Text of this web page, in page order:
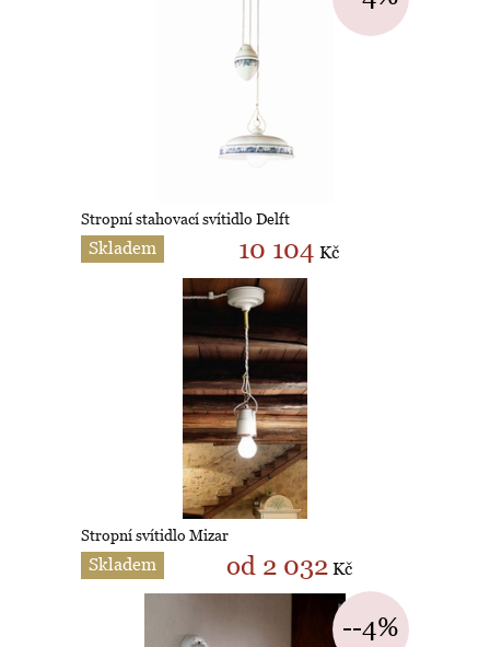
Stropní stahovací svítidlo Delft
Skladem 10 104 Kč
Stropní svítidlo Mizar
Skladem od 2 032 Kč
--4%